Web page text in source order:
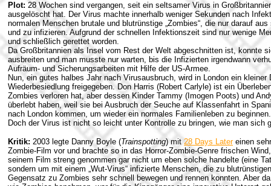
Plot: 28 Wochen sind vergangen, seit ein seltsamer Virus in
ausgelöscht hat. Der Virus machte innerhalb weniger Sekunden nach
normalen Menschen brutale und blutrünstige „Zombies“, die nur darauf
und zu infizieren. Aufgrund der schnellen Infektionszeit sind nur wenige
und schließlich gerettet worden.
Da Großbritannien als Insel vom Rest der Welt abgeschnitten ist, konnte
ausbreiten und man musste nur warten, bis die Infizierten irgendwann
Aufräum- und Sicherungsarbeiten mit Hilfe der US-Armee.
Nun, ein gutes halbes Jahr nach Virusausbruch, wird in London ein
Wiederbesiedlung freigegeben. Don Harris (Robert Carlyle) ist ein
Zombies verloren hat, aber dessen Kinder Tammy (Imogen Poots) und
überlebt haben, weil sie bei Ausbruch der Seuche auf Klassenfahrt in
nach London kommen, um wieder ein normales Familienleben zu beginnen.
Doch der Virus ist nicht so leicht unter Kontrolle zu bringen, wie man sich
Kritik: 2003 legte Danny Boyle (Trainspotting) mit 28 Days Latereinen
Zombie-Film vor und brachte so in das Horror-Zombie-Genre frischen
seinem Film streng genommen gar nicht um eben solche handelte (eine
sondern um mit einem „Wut-Virus“ infizierte Menschen, die zu
Gegensatz zu Zombies sehr schnell bewegen und rennen konnten. Aber